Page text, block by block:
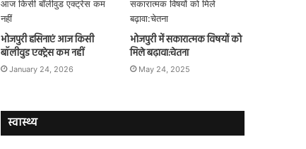
भोजपुरी हसिनाएं आज किसी
बॉलीवुड एक्ट्रेस कम नहीं
January 24, 2026
भोजपुरी में सकारात्मक विषयों को
मिले बढ़ावा:चेतना
May 24, 2025
स्वास्थ्य